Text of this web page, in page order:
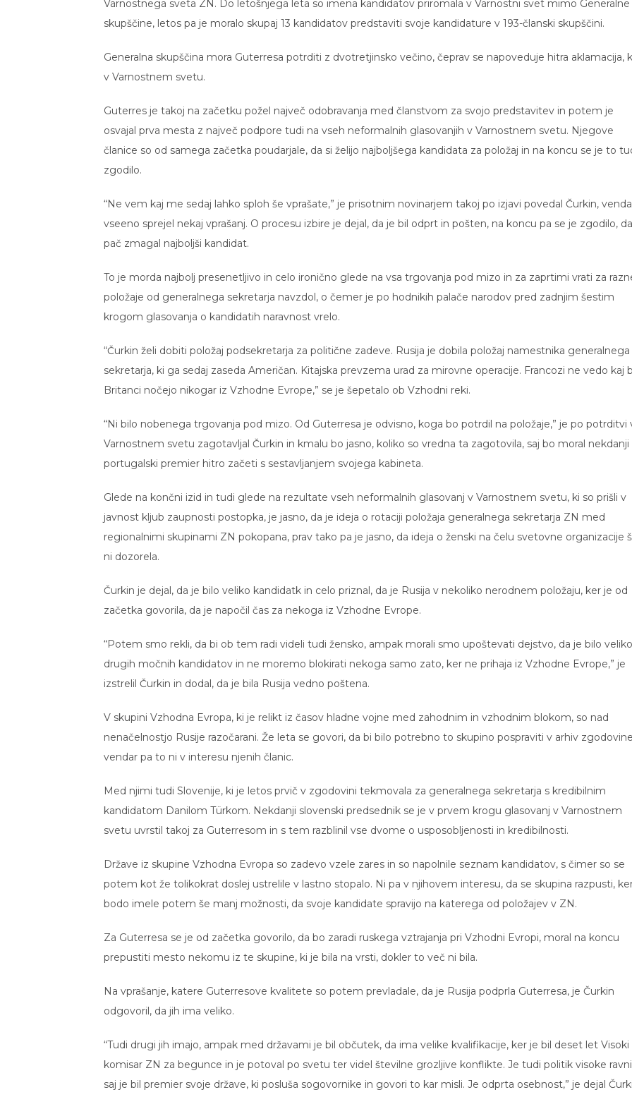
Varnostnega sveta ZN. Do letošnjega leta so imena kandidatov priromala v Varnostni svet mimo Generalne
skupščine, letos pa je moralo skupaj 13 kandidatov predstaviti svoje kandidature v 193-članski skupščini.
Generalna skupščina mora Guterresa potrditi z dvotretjinsko večino, čeprav se napoveduje hitra aklamacija,
v Varnostnem svetu.
Guterres je takoj na začetku požel največ odobravanja med članstvom za svojo predstavitev in potem je
osvajal prva mesta z največ podpore tudi na vseh neformalnih glasovanjih v Varnostnem svetu. Njegove
članice so od samega začetka poudarjale, da si želijo najboljšega kandidata za položaj in na koncu se je to
zgodilo.
“Ne vem kaj me sedaj lahko sploh še vprašate,” je prisotnim novinarjem takoj po izjavi povedal Čurkin,
vseeno sprejel nekaj vprašanj. O procesu izbire je dejal, da je bil odprt in pošten, na koncu pa se je zgodilo,
pač zmagal najboljši kandidat.
To je morda najbolj presenetljivo in celo ironično glede na vsa trgovanja pod mizo in za zaprtimi vrati za
položaje od generalnega sekretarja navzdol, o čemer je po hodnikih palače narodov pred zadnjim šestim
krogom glasovanja o kandidatih naravnost vrelo.
“Čurkin želi dobiti položaj podsekretarja za politične zadeve. Rusija je dobila položaj namestnika generalnega
sekretarja, ki ga sedaj zaseda Američan. Kitajska prevzema urad za mirovne operacije. Francozi ne vedo kaj
Britanci nočejo nikogar iz Vzhodne Evrope,” se je šepetalo ob Vzhodni reki.
“Ni bilo nobenega trgovanja pod mizo. Od Guterresa je odvisno, koga bo potrdil na položaje,” je po potrditvi
Varnostnem svetu zagotavljal Čurkin in kmalu bo jasno, koliko so vredna ta zagotovila, saj bo moral nekdanji
portugalski premier hitro začeti s sestavljanjem svojega kabineta.
Glede na končni izid in tudi glede na rezultate vseh neformalnih glasovanj v Varnostnem svetu, ki so prišli v
javnost kljub zaupnosti postopka, je jasno, da je ideja o rotaciji položaja generalnega sekretarja ZN med
regionalnimi skupinami ZN pokopana, prav tako pa je jasno, da ideja o ženski na čelu svetovne organizacije
ni dozorela.
Čurkin je dejal, da je bilo veliko kandidatk in celo priznal, da je Rusija v nekoliko nerodnem položaju, ker je od
začetka govorila, da je napočil čas za nekoga iz Vzhodne Evrope.
“Potem smo rekli, da bi ob tem radi videli tudi žensko, ampak morali smo upoštevati dejstvo, da je bilo veliko
drugih močnih kandidatov in ne moremo blokirati nekoga samo zato, ker ne prihaja iz Vzhodne Evrope,” je
izstrelil Čurkin in dodal, da je bila Rusija vedno poštena.
V skupini Vzhodna Evropa, ki je relikt iz časov hladne vojne med zahodnim in vzhodnim blokom, so nad
nenačelnostjo Rusije razočarani. Že leta se govori, da bi bilo potrebno to skupino pospraviti v arhiv
vendar pa to ni v interesu njenih članic.
Med njimi tudi Slovenije, ki je letos prvič v zgodovini tekmovala za generalnega sekretarja s kredibilnim
kandidatom Danilom Türkom. Nekdanji slovenski predsednik se je v prvem krogu glasovanj v Varnostnem
svetu uvrstil takoj za Guterresom in s tem razblinil vse dvome o usposobljenosti in kredibilnosti.
Države iz skupine Vzhodna Evropa so zadevo vzele zares in so napolnile seznam kandidatov, s čimer so se
potem kot že tolikokrat doslej ustrelile v lastno stopalo. Ni pa v njihovem interesu, da se skupina razpusti,
bodo imele potem še manj možnosti, da svoje kandidate spravijo na katerega od položajev v ZN.
Za Guterresa se je od začetka govorilo, da bo zaradi ruskega vztrajanja pri Vzhodni Evropi, moral na koncu
prepustiti mesto nekomu iz te skupine, ki je bila na vrsti, dokler to več ni bila.
Na vprašanje, katere Guterresove kvalitete so potem prevladale, da je Rusija podprla Guterresa, je Čurkin
odgovoril, da jih ima veliko.
“Tudi drugi jih imajo, ampak med državami je bil občutek, da ima velike kvalifikacije, ker je bil deset let Visoki
komisar ZN za begunce in je potoval po svetu ter videl številne grozljive konflikte. Je tudi politik visoke
saj je bil premier svoje države, ki posluša sogovornike in govori to kar misli. Je odprta osebnost,” je dejal